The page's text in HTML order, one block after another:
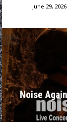
June 29, 2026
Noise